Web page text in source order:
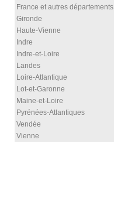
France et autres départements
Gironde
Haute-Vienne
Indre
Indre-et-Loire
Landes
Loire-Atlantique
Lot-et-Garonne
Maine-et-Loire
Pyrénées-Atlantiques
Vendée
Vienne